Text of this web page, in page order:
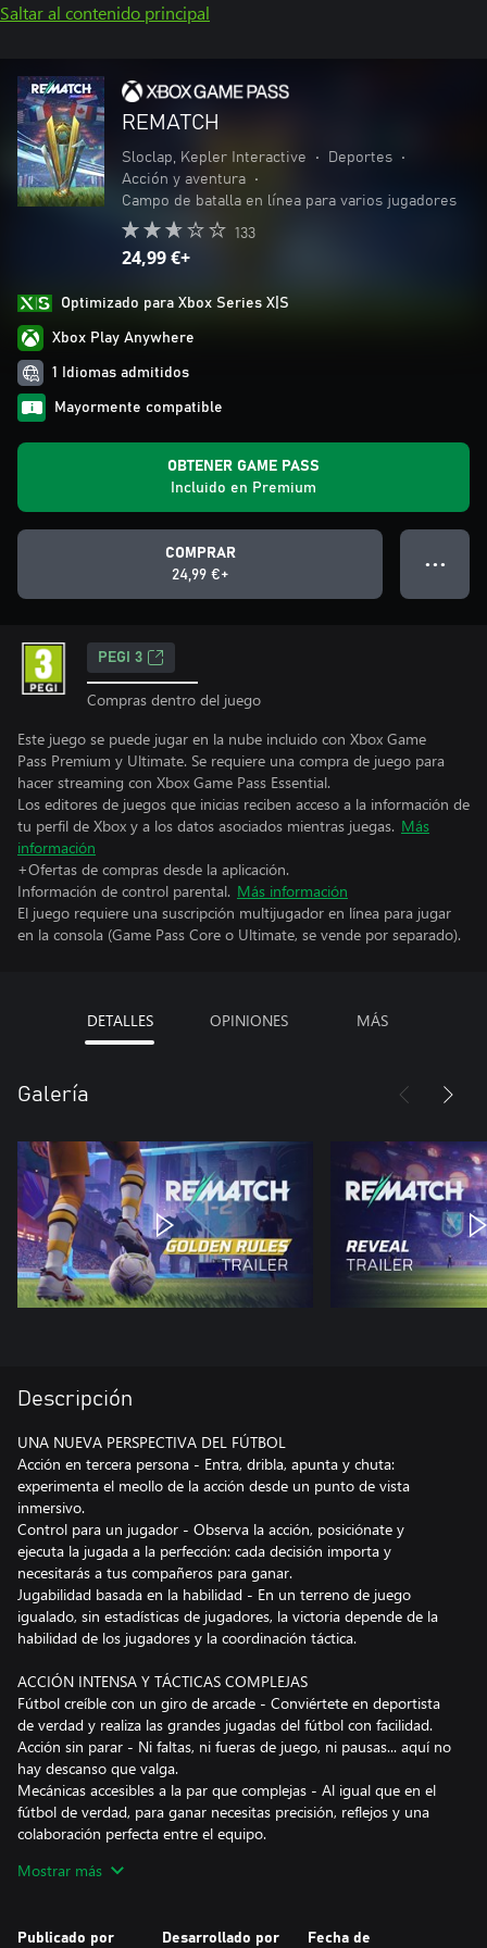
Saltar al contenido principal
REMATCH
Sloclap, Kepler Interactive • Deportes
•
Acción y aventura
•
Campo de batalla en línea para varios jugadores
133
24,99 €+
Optimizado para Xbox Series X|S
Xbox Play Anywhere
1 Idiomas admitidos
Mayormente compatible
OBTENER GAME PASS
Incluido en Premium
COMPRAR
24,99 €+
● ● ●
PEGI 3
Compras dentro del juego
Este juego se puede jugar en la nube incluido con Xbox Game
Pass Premium y Ultimate. Se requiere una compra de juego para
hacer streaming con Xbox Game Pass Essential.
Los editores de juegos que inicias reciben acceso a la información de
tu perfil de Xbox y a los datos asociados mientras juegas. Más
información
+Ofertas de compras desde la aplicación.
Información de control parental. Más información
El juego requiere una suscripción multijugador en línea para jugar
en la consola (Game Pass Core o Ultimate, se vende por separado).
DETALLES OPINIONES MÁS
Galería
Descripción
UNA NUEVA PERSPECTIVA DEL FÚTBOL
Acción en tercera persona - Entra, dribla, apunta y chuta:
experimenta el meollo de la acción desde un punto de vista
inmersivo.
Control para un jugador - Observa la acción, posiciónate y
ejecuta la jugada a la perfección: cada decisión importa y
necesitarás a tus compañeros para ganar.
Jugabilidad basada en la habilidad - En un terreno de juego
igualado, sin estadísticas de jugadores, la victoria depende de la
habilidad de los jugadores y la coordinación táctica.
ACCIÓN INTENSA Y TÁCTICAS COMPLEJAS
Fútbol creíble con un giro de arcade - Conviértete en deportista
de verdad y realiza las grandes jugadas del fútbol con facilidad.
Acción sin parar - Ni faltas, ni fueras de juego, ni pausas... aquí no
hay descanso que valga.
Mecánicas accesibles a la par que complejas - Al igual que en el
fútbol de verdad, para ganar necesitas precisión, reflejos y una
colaboración perfecta entre el equipo.
UNA EXPERIENCIA ONLINE POR EQUIPOS
jugabilidad justa en todo momento.
Mostrar más
Publicado por Desarrollado por
Fecha de